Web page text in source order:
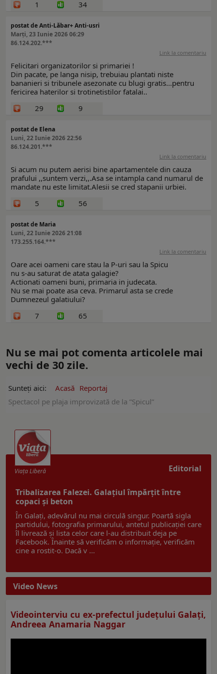
1
34
postat de Anti-Lăbar+ Anti-usri
Marți, 23 Iunie 2026 06:29
86.124.202.***
Link la comentariu
Felicitari organizatorilor si primariei !
Din pacate, pe langa nisip, trebuiau plantati niste
bananieri si tribunele asezonate cu blugi gratis...pentru
fericirea haterilor si trotinetistilor fatalai..
29
9
postat de Elena
Luni, 22 Iunie 2026 22:56
86.124.201.***
Link la comentariu
Si acum nu putem aerisi bine apartamentele din cauza
prafului ,,suntem verzi,,.Asa se intampla cand numarul de
mandate nu este limitat.Alesii se cred stapanii urbiei.
5
56
postat de Maria
Luni, 22 Iunie 2026 21:08
173.255.164.***
Link la comentariu
Oare acei oameni care stau la P-uri sau la Spicu
nu s-au saturat de atata galagie?
Actionati oameni buni, primaria in judecata.
Nu se mai poate asa ceva. Primarul asta se crede
Dumnezeul galatiului?
7
65
Nu se mai pot comenta articolele mai
vechi de 30 zile.
Sunteți aici: Acasă Reportaj
Spectacol pe plaja improvizată de la ”Spicul”
Editorial
Viaţa Liberă
Tribalizarea Falezei. Galațiul împărțit între
copaci și beton
În Galați, adevărul nu mai circulă singur. Poartă sigla
partidului, fotografia primarului, antetul publicației care
îl livrează și lista celor care l-au distribuit deja pe
Facebook. Înainte să verificăm o informație, verificăm
cine a rostit-o. Dacă v ...
Video News
Videointerviu cu ex-prefectul judeţului Galaţi,
Andreea Anamaria Naggar